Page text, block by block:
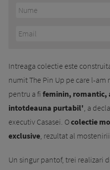
Intreaga colectie este
numit The Pin Up pe care l-
pentru a fi feminin, romantic,
intotdeauna purtabil', a
executiv Casasei. Ocolectie
exclusive, rezultat al
Un singur pantof, trei realizari